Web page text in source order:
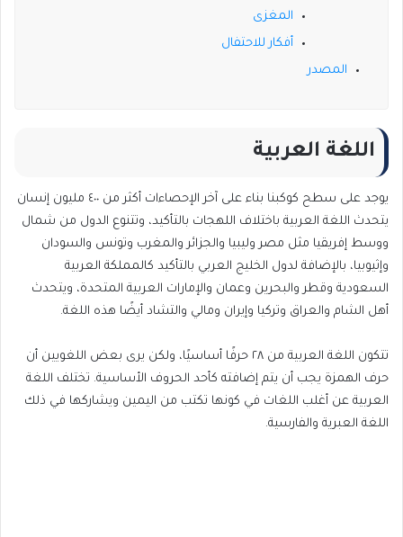
المغزى
أفكار للاحتفال
المصدر
اللغة العربية
يوجد على سطح كوكبنا بناء على آخر الإحصاءات أكثر من ٤٠٠ مليون إنسان
يتحدث اللغة العربية باختلاف اللهجات بالتأكيد، وتتنوع الدول من شمال
ووسط إفريقيا مثل مصر وليبيا والجزائر والمغرب وتونس والسودان
وإثيوبيا، بالإضافة لدول الخليج العربي بالتأكيد كالمملكة العربية
السعودية وقطر والبحرين وعمان والإمارات العربية المتحدة، ويتحدث
أهل الشام والعراق وتركيا وإيران ومالي والتشاد أيضًا هذه اللغة.
تتكون اللغة العربية من ٢٨ حرفًا أساسيًا، ولكن يرى بعض اللغويين أن
حرف الهمزة يجب أن يتم إضافته كأحد الحروف الأساسية. تختلف اللغة
العربية عن أغلب اللغات في كونها تكتب من اليمين ويشاركها في ذلك
اللغة العبرية والفارسية.